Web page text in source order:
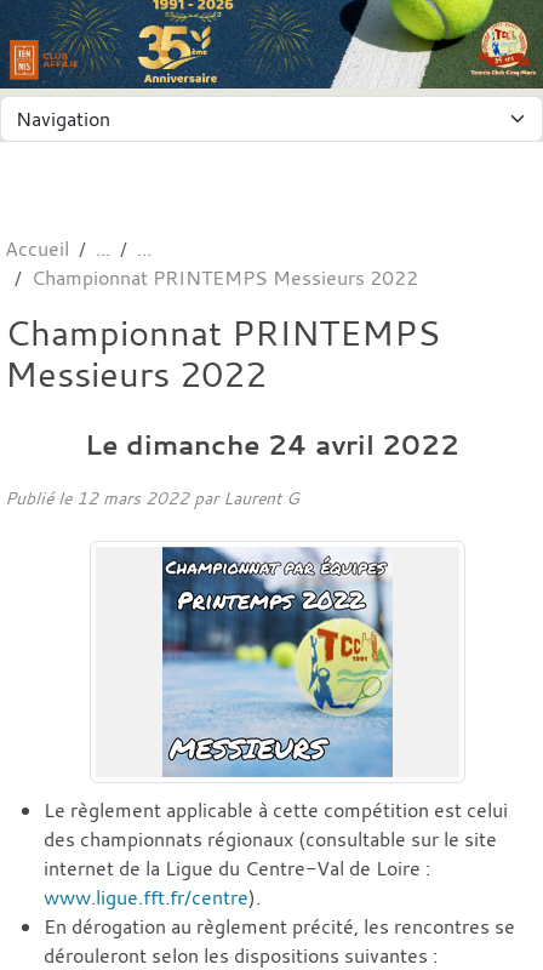
Accueil
Championnat PRINTEMPS Messieurs 2022
Championnat PRINTEMPS
Messieurs 2022
Le dimanche 24 avril 2022
Publié le 12 mars 2022par Laurent G
Le règlement applicable à cette compétition est celui
des championnats régionaux (consultable sur le site
internet de la Ligue du Centre-Val de Loire :
www.ligue.fft.fr/centre).
En dérogation au règlement précité, les rencontres se
dérouleront selon les dispositions suivantes :